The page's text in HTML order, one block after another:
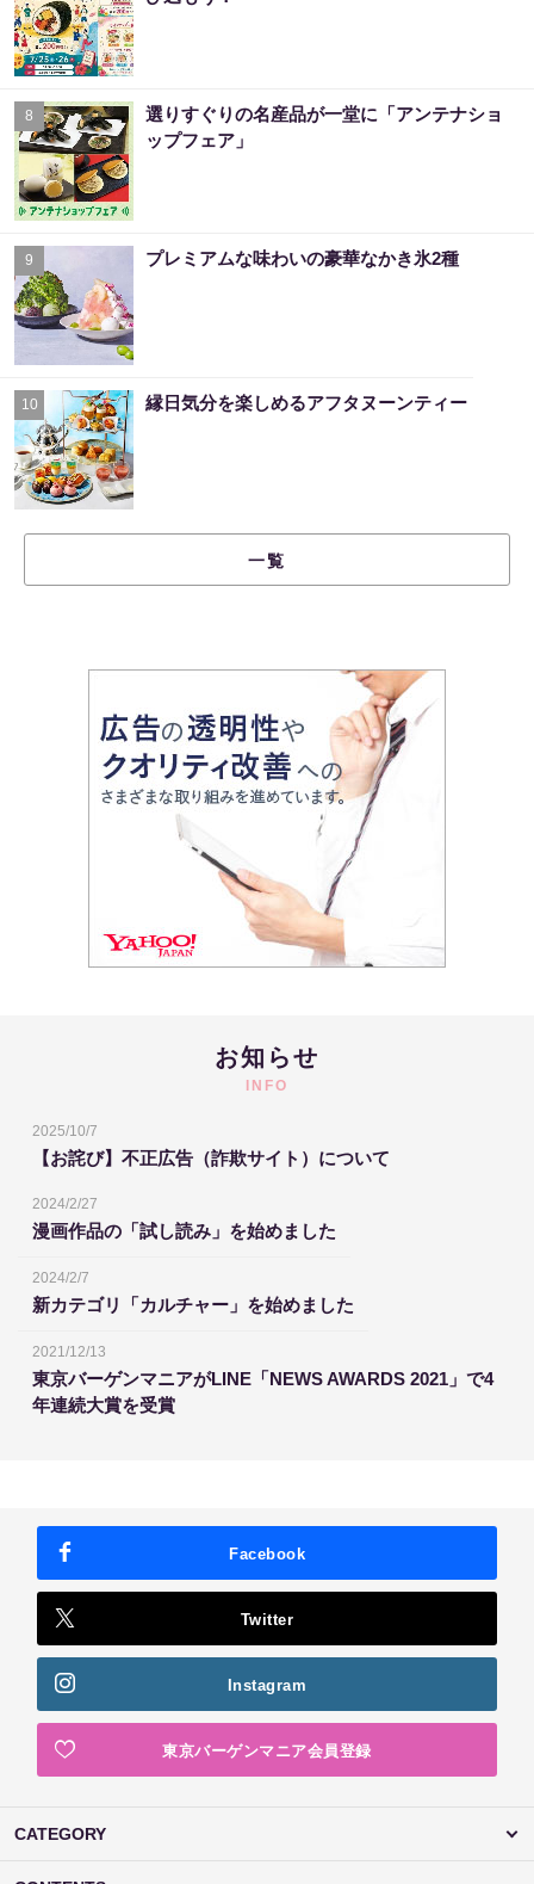
8
選りすぐりの名産品が一堂に「アンテナショ
ップフェア」
9 プレミアムな味わいの豪華なかき氷2種
10 縁日気分を楽しめるアフタヌーンティー
一覧
お知らせ
INFO
2025/10/7
【お詫び】不正広告（詐欺サイト）について
2024/2/27
漫画作品の「試し読み」を始めました
2024/2/7
新カテゴリ「カルチャー」を始めました
2021/12/13
東京バーゲンマニアがLINE「NEWS AWARDS 2021」で4
年連続大賞を受賞
Facebook
Twitter
Instagram
東京バーゲンマニア会員登録
CATEGORY